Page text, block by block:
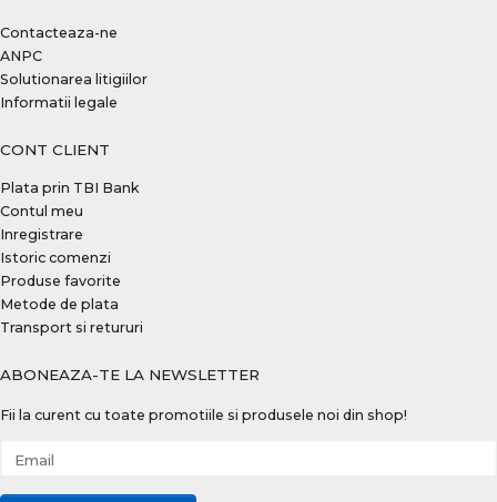
Contacteaza-ne
ANPC
Solutionarea litigiilor
Informatii legale
CONT CLIENT
Plata prin TBI Bank
Contul meu
Inregistrare
Istoric comenzi
Produse favorite
Metode de plata
Transport si retururi
ABONEAZA-TE LA NEWSLETTER
Fii la curent cu toate promotiile si produsele noi din shop!
Email